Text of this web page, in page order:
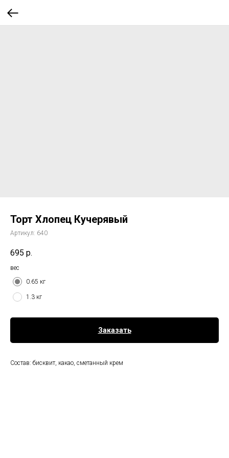
Торт Хлопец Кучерявый
Артикул: 640
695 р.
вес
0.65 кг
1.3 кг
Заказать
Состав: бисквит, какао, сметанный крем